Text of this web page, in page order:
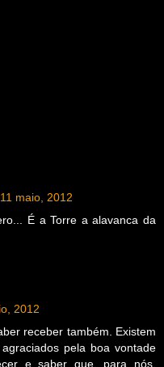
maio, 2012
É a Torre a alavanca da
2012
receber também. Existem
pela boa vontade
e saber que, para nós,